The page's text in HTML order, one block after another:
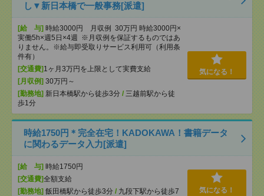
し▼新日本橋で一般事務[派遣]
[給 与] 時給3000円 月収例 30万円 時給3000円×
実働5h×週5日×4週 ※月収例を保証するものではあ
りません。※給与即受取りサービス利用可（利用条
件有）
[交通費] 1ヶ月3万円を上限として実費支給
[月収例] 30万円～
[勤務地] 新日本橋駅から徒歩3分 / 三越前駅から徒
歩1分
気になる！
時給1750円＊完全在宅！KADOKAWA！書籍データ
に関わるデータ入力[派遣]
[給 与] 時給1750円
[交通費]全額支給
[勤務地] 飯田橋駅から徒歩3分 / 九段下駅から徒歩7
気になる！